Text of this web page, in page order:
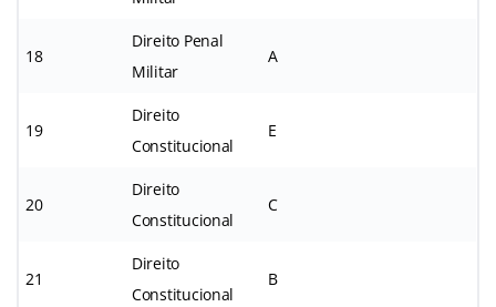
18
Direito Penal
Militar
A
19
Direito
Constitucional
E
20
Direito
Constitucional
C
21
Direito
Constitucional
B